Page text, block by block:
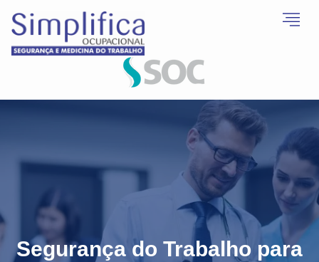
Segurança do Trabalho para